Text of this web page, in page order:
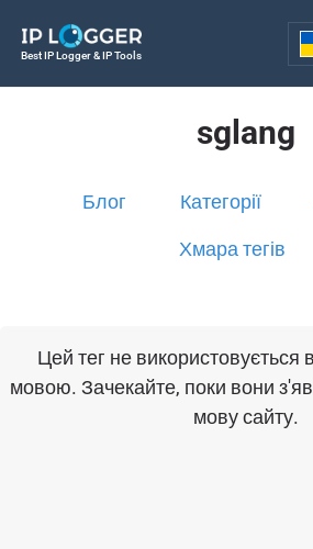
Best IP Logger & IP Tools
sglang
Блог Категорії
Хмара тегів